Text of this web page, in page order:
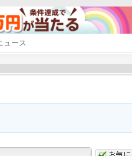
ュース